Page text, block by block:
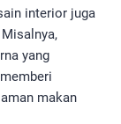
interior juga
yang
makan